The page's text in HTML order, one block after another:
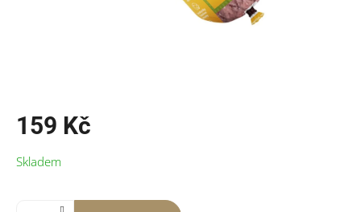
159 Kč
cena:
Skladem